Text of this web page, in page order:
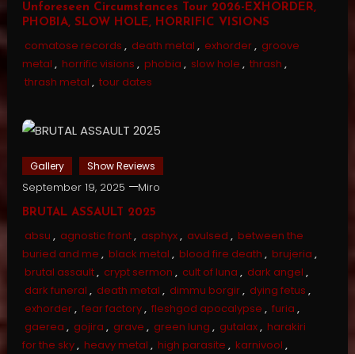
Unforeseen Circumstances Tour 2026-EXHORDER,
PHOBIA, SLOW HOLE, HORRIFIC VISIONS
comatose records , death metal , exhorder, groove
metal , horrific visions , phobia , slow hole , thrash ,
thrash metal , tour dates
Gallery Show Reviews
September 19, 2025 Miro
BRUTAL ASSAULT 2025
absu , agnostic front, asphyx, avulsed , between the
buried and me , black metal , blood fire death , brujeria ,
brutal assault, crypt sermon , cult of luna , dark angel ,
dark funeral , death metal , dimmu borgir, dying fetus ,
exhorder, fear factory, fleshgod apocalypse , furia ,
gaerea , gojira , grave , green lung , gutalax, harakiri
for the sky, heavy metal , high parasite , karnivool ,